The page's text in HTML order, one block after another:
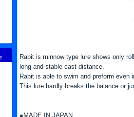
Rabit is minnow type lure shows only
long and stable cast distance.
Rabit is able to swim and preform even
This lure hardly breaks the balance or
●MADE IN JAPAN